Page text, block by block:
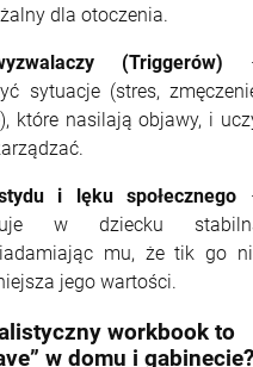
dla otoczenia.
(Triggerów)
sytuacje (stres,
które nasilają objawy, i
i lęku społecznego
w dziecku
mu, że tik go
jego wartości.
workbook to
w domu i gabinecie?